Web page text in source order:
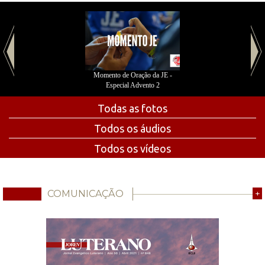
Momento de Oração da JE -
Especial Advento 2
Todas as fotos
Todos os áudios
Todos os vídeos
COMUNICAÇÃO +